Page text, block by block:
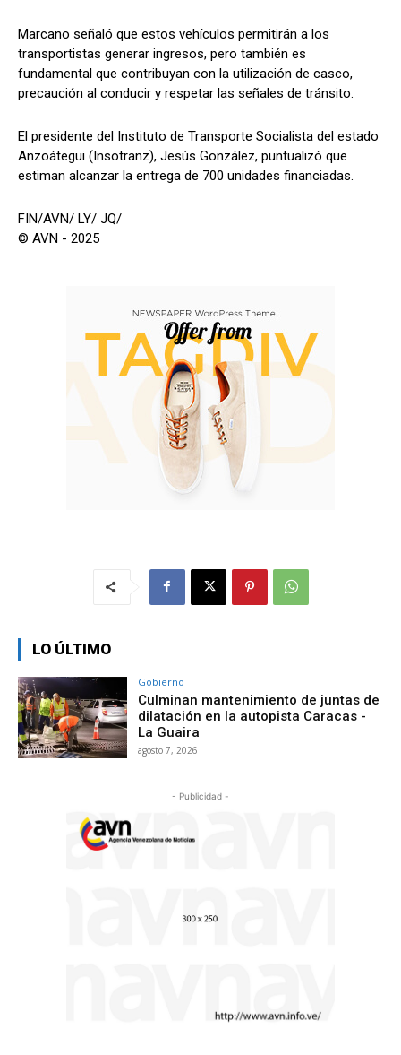
Marcano señaló que estos vehículos permitirán a los
transportistas generar ingresos, pero también es
fundamental que contribuyan con la utilización de casco,
precaución al conducir y respetar las señales de tránsito.
El presidente del Instituto de Transporte Socialista del estado
Anzoátegui (Insotranz), Jesús González, puntualizó que
estiman alcanzar la entrega de 700 unidades financiadas.
FIN/AVN/ LY/ JQ/
© AVN - 2025
LO ÚLTIMO
Gobierno
Culminan mantenimiento de juntas de
dilatación en la autopista Caracas -
La Guaira
agosto 7, 2026
- Publicidad -